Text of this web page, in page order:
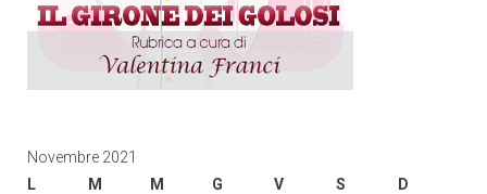
Novembre 2021
L
M M G V S
D